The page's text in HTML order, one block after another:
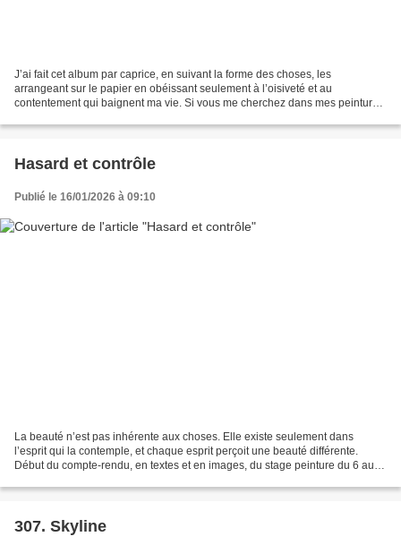
J’ai fait cet album par caprice, en suivant la forme des choses, les
arrangeant sur le papier en obéissant seulement à l’oisiveté et au
contentement qui baignent ma vie. Si vous me cherchez dans mes peintures,
Hasard et contrôle
Publié le 16/01/2026 à 09:10
La beauté n’est pas inhérente aux choses. Elle existe seulement dans
l’esprit qui la contemple, et chaque esprit perçoit une beauté différente.
Début du compte-rendu, en textes et en images, du stage peinture du 6 au
307. Skyline